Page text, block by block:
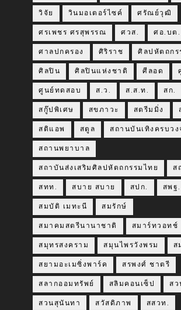
วิจัย วินมอเตอร์ไซค์ ศรัณย์วุฒิ
ศรเพชร ศรสุพรรณ ศวส. ศอ.บต.
ศาลปกครอง ศิริราช ศิลปหัตถกร
ศิลปิน ศิลปินแห่งชาติ ศีลอด
ศูนย์ทดสอบ ส.ว. ส.ส.ท. สก.
สกู๊ปพิเศษ สขภาวะ สตรีมมิ่ง
สติแอพ สตูล สถานบันเทิงครบวง
สถานพยาบาล
สถาบันส่งเสริมศิลปหัตถกรรมไทย ส
สทท. สบาย สบาย สปก. สพฐ.
สมบัติ เมทะนี สมรักษ์
สมาคมสตรีนานาชาติ สมาร์ทวอทช์
สมุทรสงคราม สมุนไพรวังพรม ส
สยามอะเมซิ่งพาร์ค สรพงศ์ ชาตรี
สลากออมทรัพย์ สลิมคอนเซ็ป สว
สวนสุนันทา สวัสดิภาพ สสวท.